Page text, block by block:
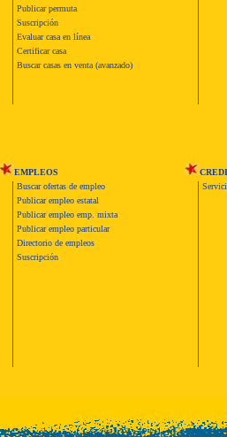
Publicar permuta
Suscripción
Evaluar casa en línea
Certificar casa
Buscar casas en venta (avanzado)
EMPLEOS
Buscar ofertas de empleo
Publicar empleo estatal
Publicar empleo emp. mixta
Publicar empleo particular
Directorio de empleos
Suscripción